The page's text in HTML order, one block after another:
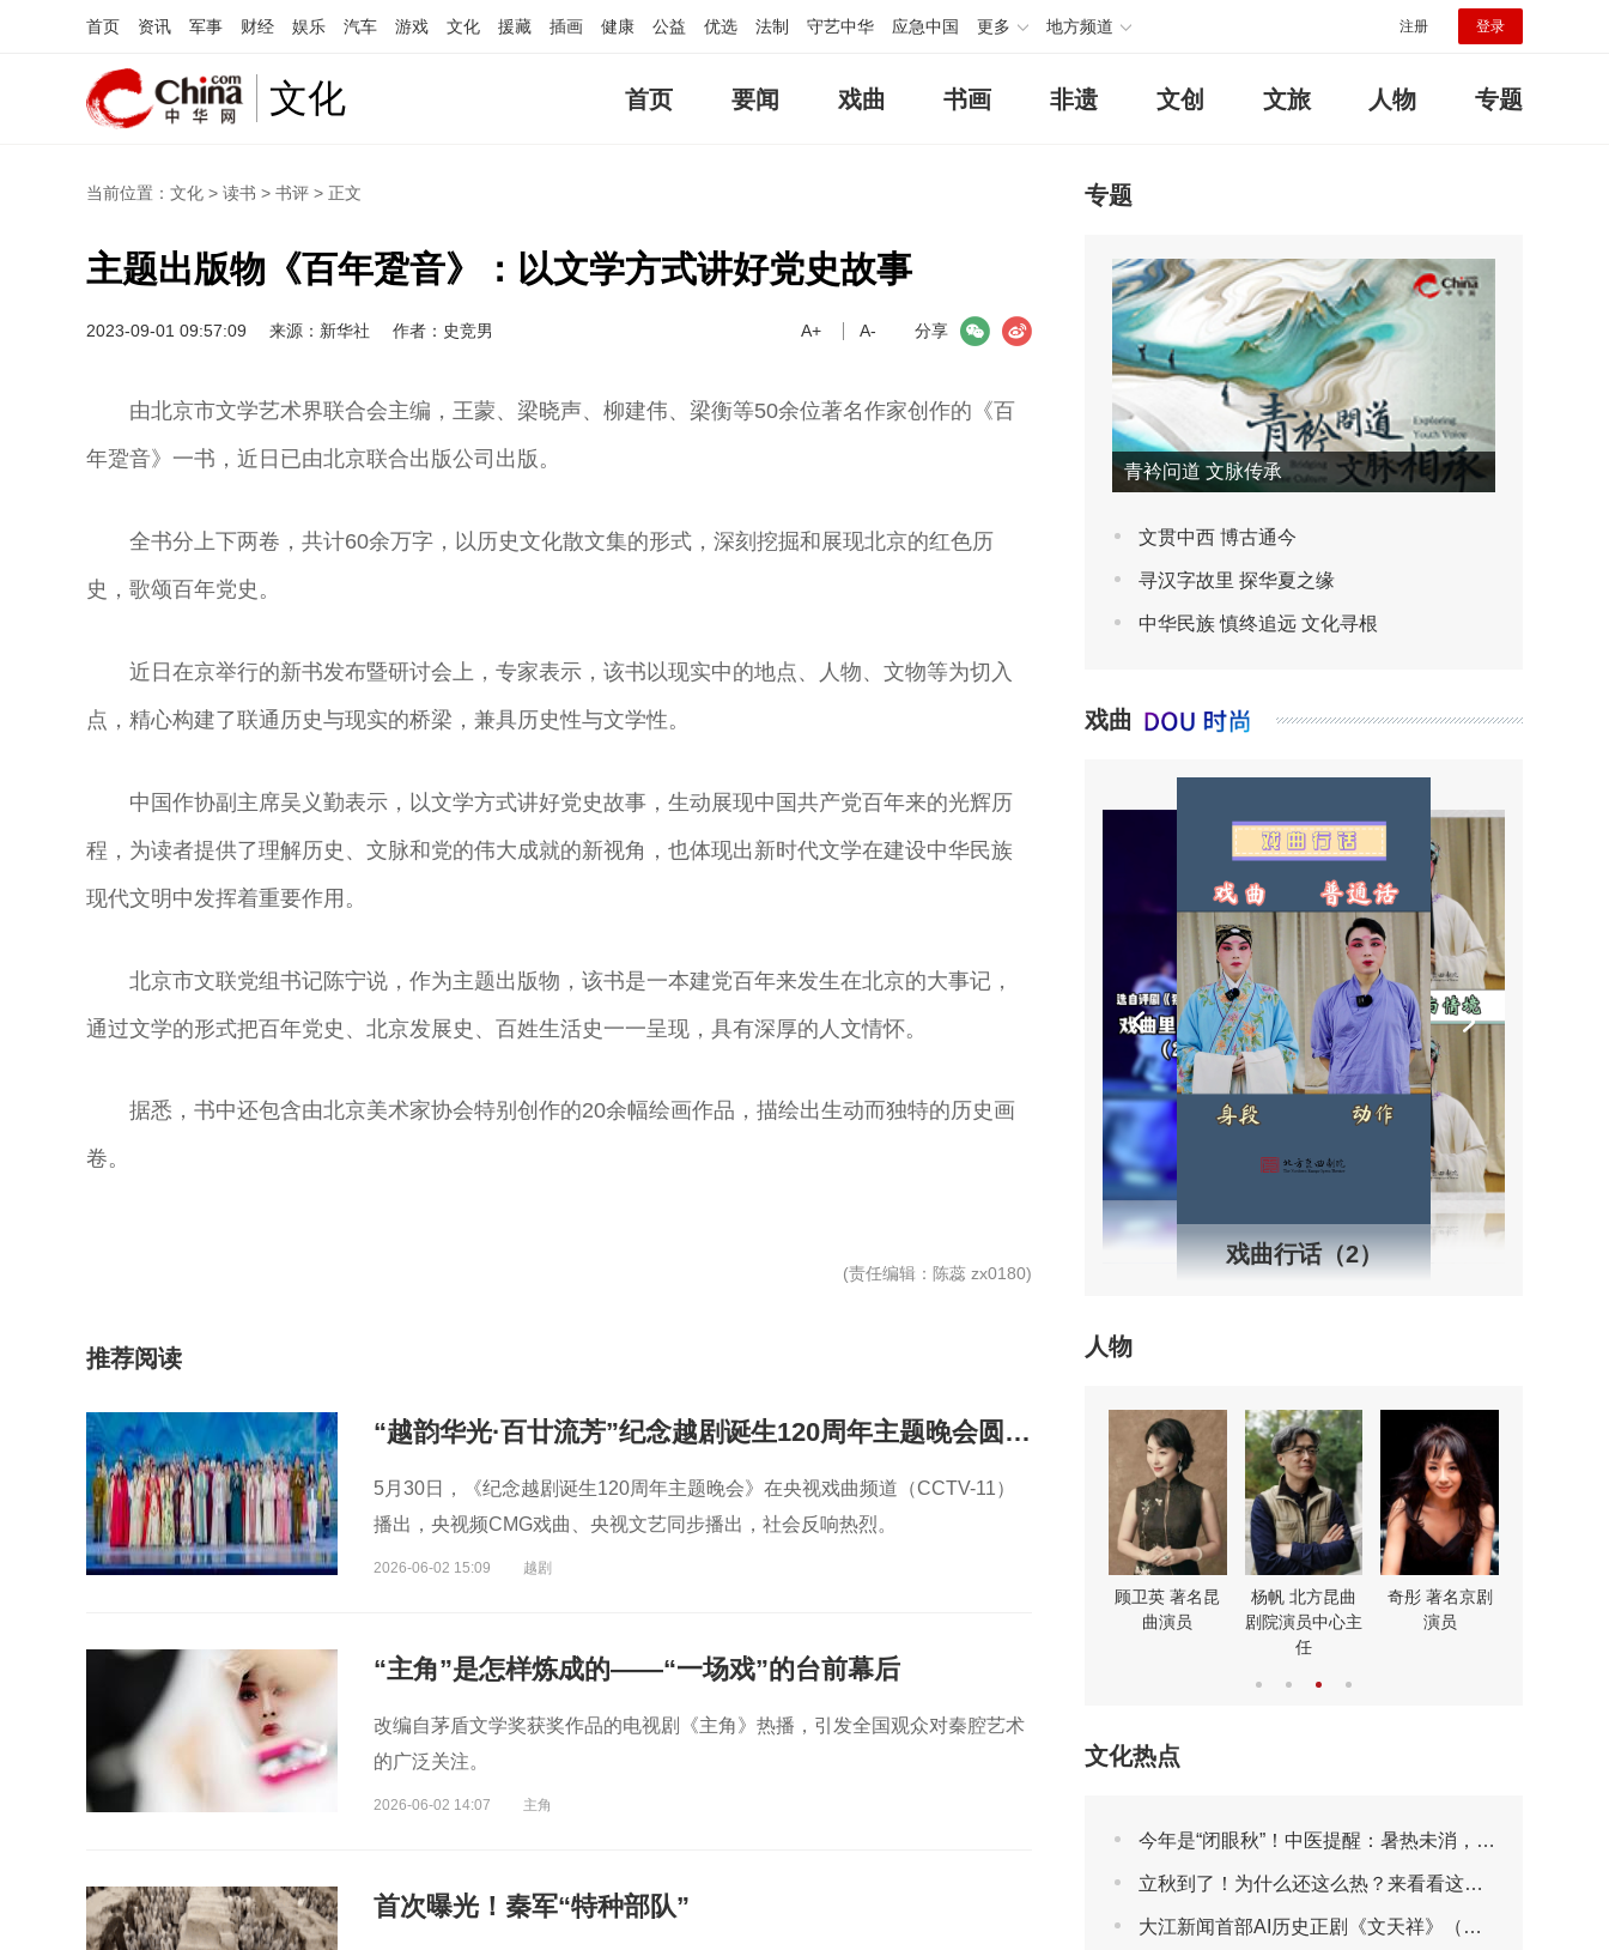
首页 资讯 军事 财经 娱乐 汽车 游戏 文化 援藏 插画 健康 公益 优选 法制 守艺中华 应急中国 更多 地方频道 注册 登录
文化 首页 要闻 戏曲 书画 非遗 文创 文旅 人物 专题
当前位置： 文化 > 读书 > 书评 > 正文
主题出版物《百年跫音》：以文学方式讲好党史故事
2023-09-01 09:57:09 来源：新华社 作者：史竞男 分享
微信
A+ A-
由北京市文学艺术界联合会主编，王蒙、梁晓声、柳建伟、梁衡等50余位著名作家创作的《百
年跫音》一书，近日已由北京联合出版公司出版。
全书分上下两卷，共计60余万字，以历史文化散文集的形式，深刻挖掘和展现北京的红色历
史，歌颂百年党史。
近日在京举行的新书发布暨研讨会上，专家表示，该书以现实中的地点、人物、文物等为切入
点，精心构建了联通历史与现实的桥梁，兼具历史性与文学性。
中国作协副主席吴义勤表示，以文学方式讲好党史故事，生动展现中国共产党百年来的光辉历
程，为读者提供了理解历史、文脉和党的伟大成就的新视角，也体现出新时代文学在建设中华民族
现代文明中发挥着重要作用。
北京市文联党组书记陈宁说，作为主题出版物，该书是一本建党百年来发生在北京的大事记，
通过文学的形式把百年党史、北京发展史、百姓生活史一一呈现，具有深厚的人文情怀。
据悉，书中还包含由北京美术家协会特别创作的20余幅绘画作品，描绘出生动而独特的历史画
卷。
(责任编辑 ：陈蕊 zx0180)
推荐阅读
“越韵华光·百廿流芳”纪念越剧诞生120周年主题晚会圆满播出
5月30日，《纪念越剧诞生120周年主题晚会》在央视戏曲频道（CCTV-11）
播出，央视频CMG戏曲、央视文艺同步播出，社会反响热烈。
2026-06-02 15:09 越剧
“主角”是怎样炼成的——“一场戏”的台前幕后
改编自茅盾文学奖获奖作品的电视剧《主角》热播，引发全国观众对秦腔艺术
的广泛关注。
2026-06-02 14:07 主角
首次曝光！秦军“特种部队”
专题
青衿问道 文脉传承
文贯中西 博古通今
寻汉字故里 探华夏之缘
中华民族 慎终追远 文化寻根
戏曲
戏曲行话（2）
人物
顾卫英 著名昆
曲演员
杨帆 北方昆曲
剧院演员中心主
任
奇彤 著名京剧
演员
文化热点
今年是“闭眼秋”！中医提醒：暑热未消，先别急着贴秋膘
立秋到了！为什么还这么热？来看看这些“冷知识”吧
大江新闻首部AI历史正剧《文天祥》（第一集）